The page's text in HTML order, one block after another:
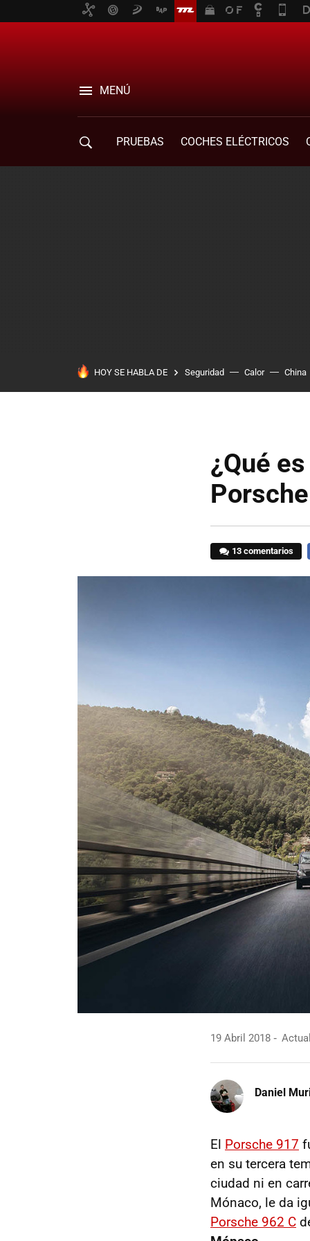
MENÚ
PRUEBAS COCHES ELÉCTRICOS
HOY SE HABLA DE Seguridad Calor China
¿Qué
13 comentarios
19 Abril 2018
Daniel
El Porsche 917
en su tercera
ciudad ni en
Mónaco, le da
Porsche 962 C